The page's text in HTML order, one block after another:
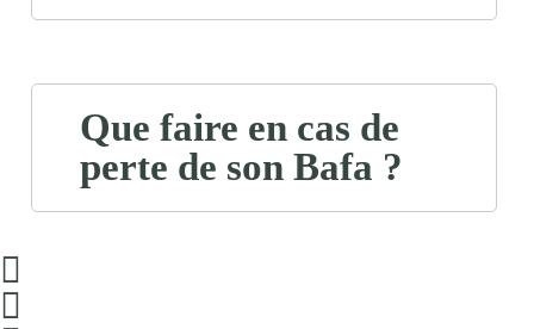
Que faire en cas de
perte de son Bafa ?